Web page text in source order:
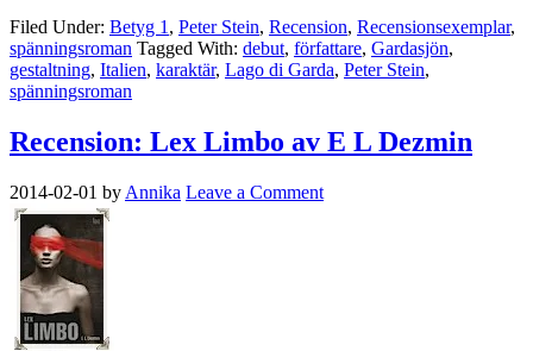
Filed Under: Betyg 1 , Peter Stein, Recension, Recensionsexemplar,
spänningsroman Tagged With: debut, författare, Gardasjön,
gestaltning, Italien, karaktär, Lago di Garda, Peter Stein,
spänningsroman
Recension: Lex Limbo av E L Dezmin
2014-02-01 by Annika Leave a Comment